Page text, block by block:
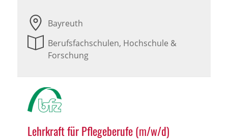
Bayreuth
Berufsfachschulen, Hochschule &
Forschung
Lehrkraft für Pflegeberufe (m/w/d)